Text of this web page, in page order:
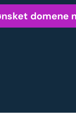
domene